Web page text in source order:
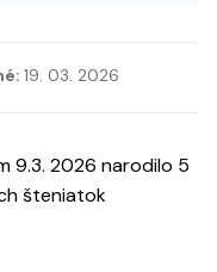
19. 03. 2026
9.3. 2026 narodilo 5
šteniatok